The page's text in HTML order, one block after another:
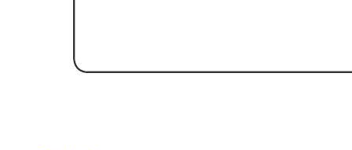
Enterprise
Contact met sales